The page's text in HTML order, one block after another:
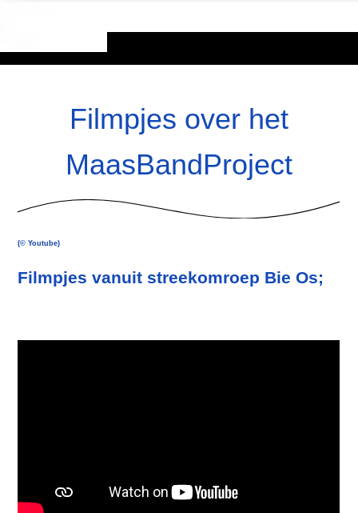
Filmpjes over het
MaasBandProject
(© Youtube)
Filmpjes vanuit streekomroep Bie Os;